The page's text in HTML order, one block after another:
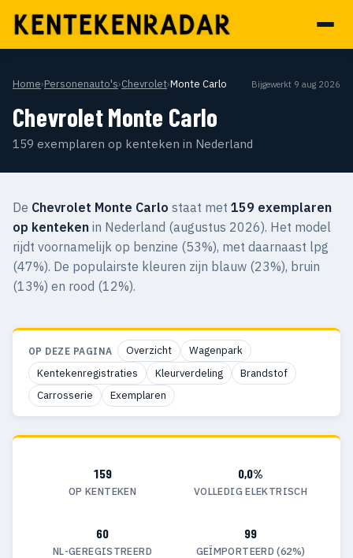
Home›Personenauto's›Chevrolet›Monte Carlo Bijgewerkt 9 aug 2026
Chevrolet Monte Carlo
159 exemplaren op kenteken in Nederland
De Chevrolet Monte Carlo staat met 159 exemplaren
op kenteken in Nederland (augustus 2026). Het model
rijdt voornamelijk op benzine (53%), met daarnaast lpg
(47%). De populairste kleuren zijn blauw (23%), bruin
(13%) en rood (12%).
OP DEZE PAGINA Overzicht
Wagenpark
Kentekenregistraties
Kleurverdeling
Brandstof
Carrosserie
Exemplaren
159
OP KENTEKEN
0,0%
VOLLEDIG ELEKTRISCH
60
NL-GEREGISTREERD
99
GEÏMPORTEERD (62%)